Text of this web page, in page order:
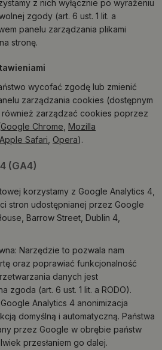
z nich wyłącznie po wyrażeniu
zgody (art. 6 ust. 1 lit. a
panelu zarządzania plikami
stronę.
wycofać zgodę lub zmienić
zarządzania cookies (dostępnym
zarządzać cookies poprzez
Google Chrome Mozilla
Apple Safari Opera).
(GA4)
korzystamy z Google Analytics 4,
stron udostępnianej przez Google
Barrow Street, Dublin 4,
Narzędzie to pozwala nam
oraz poprawiać funkcjonalność
danych jest
zgoda (art. 6 ust. 1 lit. a RODO).
Analytics 4 anonimizacja
domyślną i automatyczną. Państwa
przez Google w obrębie państw
przesłaniem go dalej.